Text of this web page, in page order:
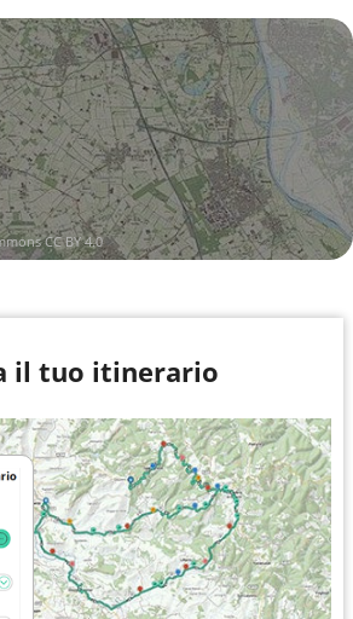
CC BY 4.0
il tuo itinerario